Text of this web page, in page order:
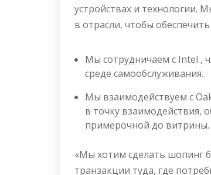
устройствах и
в отрасли, чтобы
Мы сотрудничаем с Intel ,
среде самообслуживания.
Мы взаимодействуем с
в точку взаимодействия,
примерочной до витрины.
«Мы хотим сделать шопинг
транзакции туда, где